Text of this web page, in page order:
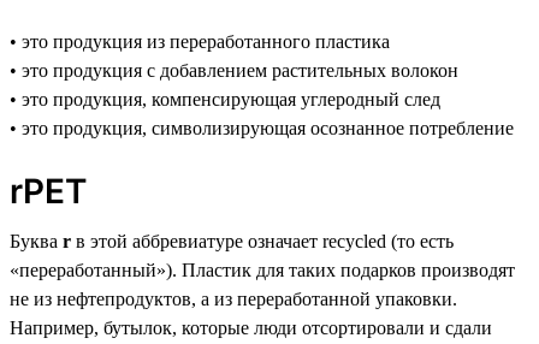
• это продукция из переработанного пластика
• это продукция с добавлением растительных волокон
• это продукция, компенсирующая углеродный след
• это продукция, символизирующая осознанное потребление
rPET
Буква r в этой аббревиатуре означает recycled (то есть
«переработанный»). Пластик для таких подарков производят
не из нефтепродуктов, а из переработанной упаковки.
Например, бутылок, которые люди отсортировали и сдали